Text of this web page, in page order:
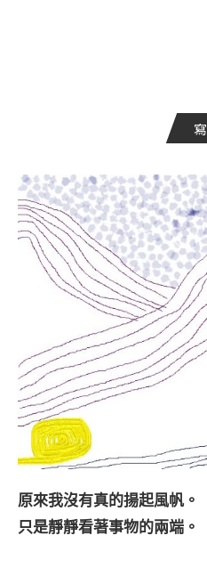
原來我沒有真的揚起風帆。
只是靜靜看著事物的兩端。